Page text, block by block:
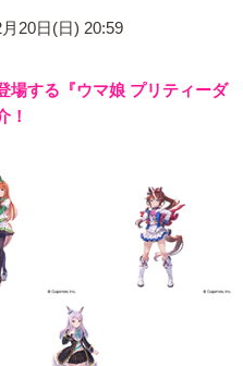
20日(日) 20:59
場する『ウマ娘 プリティーダ
！